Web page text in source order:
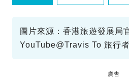
圖片來源：香港旅遊發展局
YouTube@Travis To 旅行者
廣告